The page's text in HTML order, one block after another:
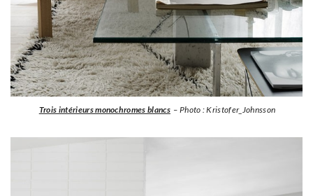
Trois intérieurs monochromes blancs – Photo : Kristofer_Johnsson